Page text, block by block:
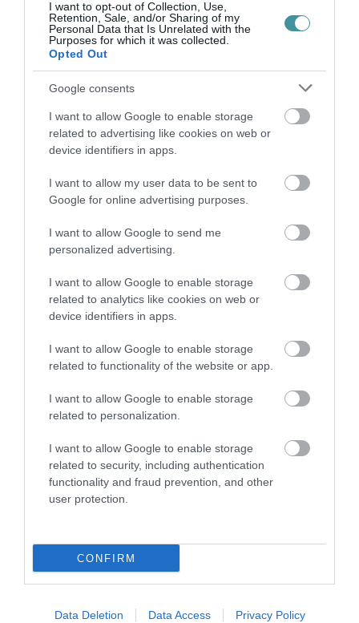
I want to opt-out of Collection, Use,
Retention, Sale, and/or Sharing of my
Personal Data that Is Unrelated with the
Purposes for which it was collected.
Opted Out
Google consents
I want to allow Google to enable storage
related to advertising like cookies on web or
device identifiers in apps.
I want to allow my user data to be sent to
Google for online advertising purposes.
I want to allow Google to send me
personalized advertising.
I want to allow Google to enable storage
related to analytics like cookies on web or
device identifiers in apps.
I want to allow Google to enable storage
related to functionality of the website or app.
I want to allow Google to enable storage
related to personalization.
I want to allow Google to enable storage
related to security, including authentication
functionality and fraud prevention, and other
user protection.
CONFIRM
Data Deletion Data Access Privacy Policy
Lengyelország (74 százalék) és Észtország
(72 százalék).
A maradék öt ország csoportját Lettország
vezeti 67 százalékkal, majd Magyarország
következik 63 százalékkal, Románia (61
százalék), Horvátország (59 százalék) és
Ne maradjon le a legfrissebb hírekről, kövessen
bennünket az EGRI ÜGYEK Google Hírek oldalán!
VISSZA A FŐOLDALRA
Legfrissebb híreink
„NEM TETTÜNK NYOMÁST A FIUNKRA” –
2026. augusztus 06 |Sport